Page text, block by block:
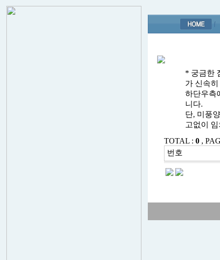
* 궁금한
가 신속
하단우측
니다.
단, 미풍
고없이
TOTAL : 0,
번호